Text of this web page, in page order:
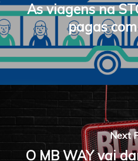
As viagens na
pagas
Next
O MB WAY vai